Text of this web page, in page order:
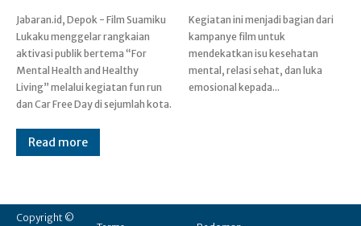
Jabaran.id, Depok - Film Suamiku
Lukaku menggelar rangkaian
aktivasi publik bertema “For
Mental Health and Healthy
Living” melalui kegiatan fun run
dan Car Free Day di sejumlah kota.
Kegiatan ini menjadi bagian dari
kampanye film untuk
mendekatkan isu kesehatan
mental, relasi sehat, dan luka
emosional kepada...
Read more
Copyright ©